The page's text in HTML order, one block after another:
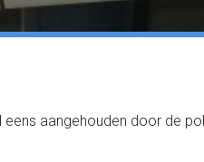
aangehouden door de